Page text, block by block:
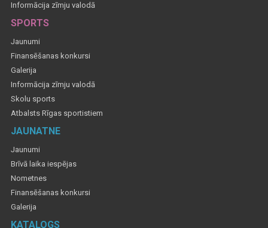
Informācija zīmju valodā
SPORTS
Jaunumi
Finansēšanas konkursi
Galerija
Informācija zīmju valodā
Skolu sports
Atbalsts Rīgas sportistiem
JAUNATNE
Jaunumi
Brīvā laika iespējas
Nometnes
Finansēšanas konkursi
Galerija
KATALOGS